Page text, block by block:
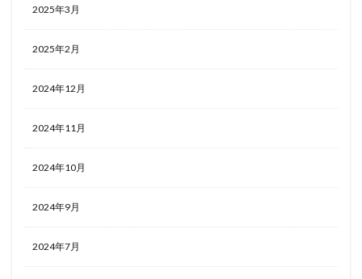
2025年3月
2025年2月
2024年12月
2024年11月
2024年10月
2024年9月
2024年7月